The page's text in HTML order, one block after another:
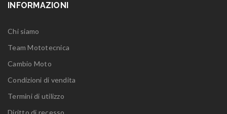
INFORMAZIONI
Chi siamo
Team Mototecnica
Cambio Moto
Condizioni di vendita
Termini di utilizzo